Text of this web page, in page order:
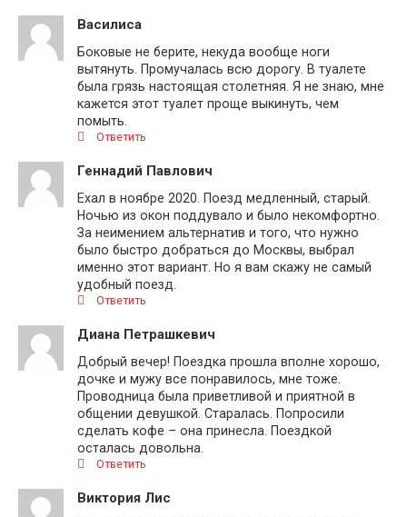
Василиса
Боковые не берите, некуда вообще ноги
вытянуть. Промучалась всю дорогу. В туалете
была грязь настоящая столетняя. Я не знаю, мне
кажется этот туалет проще выкинуть, чем
помыть.
Ответить
Геннадий Павлович
Ехал в ноябре 2020. Поезд медленный, старый.
Ночью из окон поддувало и было некомфортно.
За неимением альтернатив и того, что нужно
было быстро добраться до Москвы, выбрал
именно этот вариант. Но я вам скажу не самый
удобный поезд.
Ответить
Диана Петрашкевич
Добрый вечер! Поездка прошла вполне хорошо,
дочке и мужу все понравилось, мне тоже.
Проводница была приветливой и приятной в
общении девушкой. Старалась. Попросили
сделать кофе – она принесла. Поездкой
осталась довольна.
Ответить
Виктория Лис